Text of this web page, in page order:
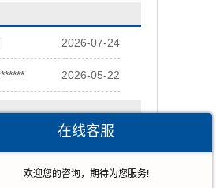
2026-07-24
2026-05-22
在线客服
欢迎您的咨询，期待为您服务!